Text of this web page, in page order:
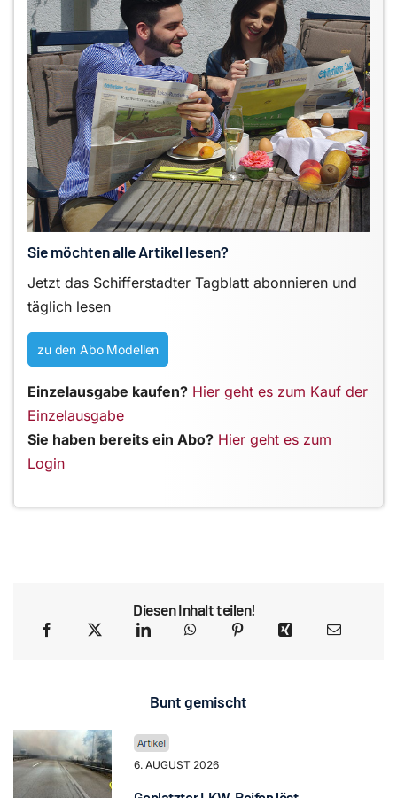
Sie möchten alle Artikel lesen?
Jetzt das Schifferstadter Tagblatt abonnieren und
täglich lesen
zu den Abo Modellen
Einzelausgabe kaufen? Hier geht es zum Kauf der
Einzelausgabe
Sie haben bereits ein Abo? Hier geht es zum
Login
Diesen Inhalt teilen!
Bunt gemischt
6. AUGUST 2026